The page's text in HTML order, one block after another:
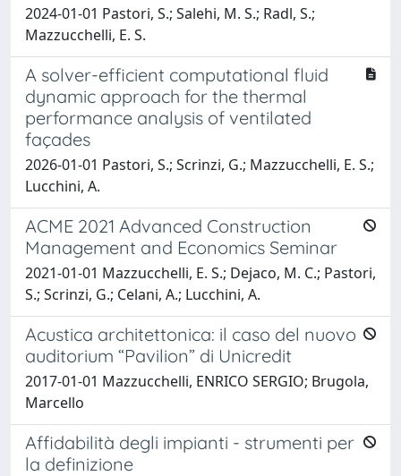
2024-01-01 Pastori, S.; Salehi, M. S.; Radl, S.;
Mazzucchelli, E. S.
A solver-efficient computational fluid
dynamic approach for the thermal
performance analysis of ventilated
façades
2026-01-01 Pastori, S.; Scrinzi, G.; Mazzucchelli, E. S.;
Lucchini, A.
ACME 2021 Advanced Construction
Management and Economics Seminar
2021-01-01 Mazzucchelli, E. S.; Dejaco, M. C.; Pastori,
S.; Scrinzi, G.; Celani, A.; Lucchini, A.
Acustica architettonica: il caso del nuovo
auditorium “Pavilion” di Unicredit
2017-01-01 Mazzucchelli, ENRICO SERGIO; Brugola,
Marcello
Affidabilità degli impianti - strumenti per
la definizione